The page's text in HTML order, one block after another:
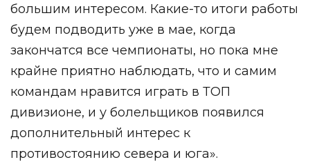
большим интересом. Какие-то итоги работы
будем подводить уже в мае, когда
закончатся все чемпионаты, но пока мне
крайне приятно наблюдать, что и самим
командам нравится играть в ТОП
дивизионе, и у болельщиков появился
дополнительный интерес к
противостоянию севера и юга».